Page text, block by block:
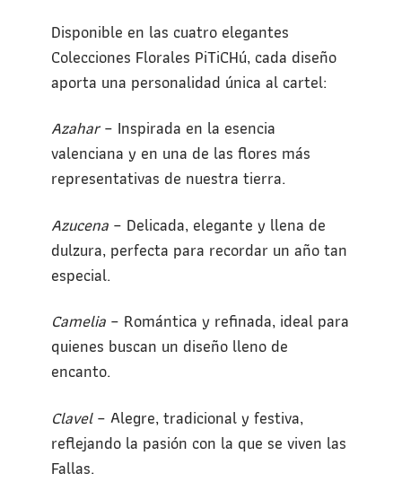
Disponible en las cuatro elegantes
Colecciones Florales PiTiCHú, cada diseño
aporta una personalidad única al cartel:
Azahar– Inspirada en la esencia
valenciana y en una de las flores más
representativas de nuestra tierra.
Azucena – Delicada, elegante y llena de
dulzura, perfecta para recordar un año tan
especial.
Camelia – Romántica y refinada, ideal para
quienes buscan un diseño lleno de
encanto.
Clavel– Alegre, tradicional y festiva,
reflejando la pasión con la que se viven las
Fallas.